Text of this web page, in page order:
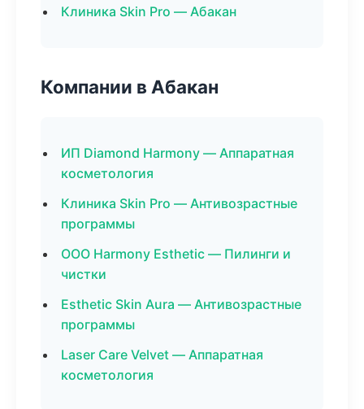
Клиника Skin Pro — Абакан
Компании в Абакан
ИП Diamond Harmony — Аппаратная
косметология
Клиника Skin Pro — Антивозрастные
программы
ООО Harmony Esthetic — Пилинги и
чистки
Esthetic Skin Aura — Антивозрастные
программы
Laser Care Velvet — Аппаратная
косметология